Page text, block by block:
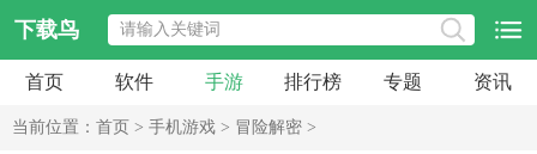
下载鸟
首页 软件 手游 排行榜 专题 资讯
当前位置： 首页 > 手机游戏 > 冒险解密 >